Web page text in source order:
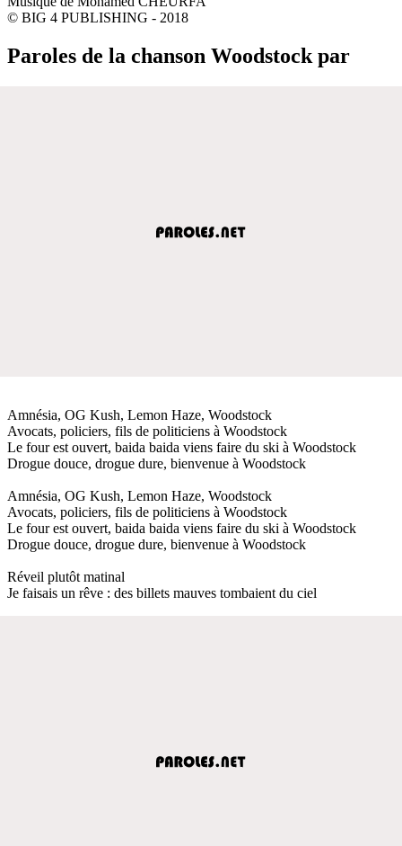
© BIG 4 PUBLISHING - 2018
Paroles de la chanson Woodstock par
Amnésia, OG Kush, Lemon Haze, Woodstock
Avocats, policiers, fils de politiciens à Woodstock
Le four est ouvert, baida baida viens faire du ski à Woodstock
Drogue douce, drogue dure, bienvenue à Woodstock
Amnésia, OG Kush, Lemon Haze, Woodstock
Avocats, policiers, fils de politiciens à Woodstock
Le four est ouvert, baida baida viens faire du ski à Woodstock
Drogue douce, drogue dure, bienvenue à Woodstock
Réveil plutôt matinal
Je faisais un rêve : des billets mauves tombaient du ciel